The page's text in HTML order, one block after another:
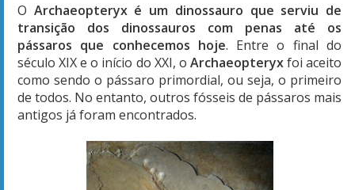
O Archaeopteryx é um dinossauro que serviu de
transição dos dinossauros com penas até os
pássaros que conhecemos hoje. Entre o final do
século XIX e o início do XXI, o Archaeopteryxfoi aceito
como sendo o pássaro primordial, ou seja, o primeiro
de todos. No entanto, outros fósseis de pássaros mais
antigos já foram encontrados.